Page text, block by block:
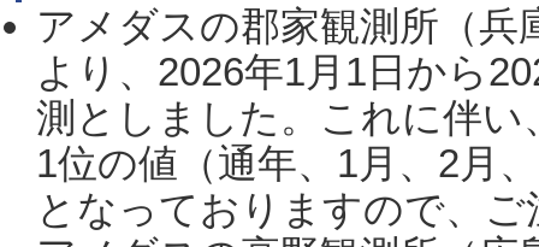
アメダスの郡家観測所（
より、2026年1月1日から
測としました。これに伴い
1位の値（通年、1月、2月
となっておりますので、